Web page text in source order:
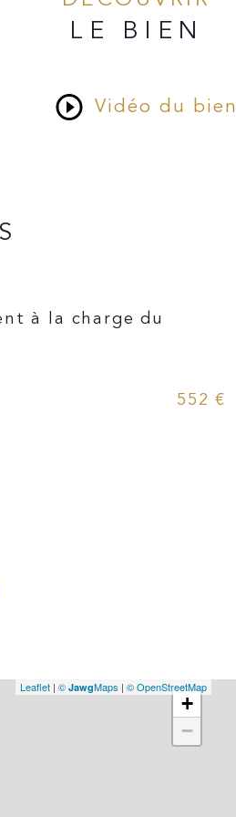
LE BIEN
Vidéo du bien
à la charge du
552 €
+
−
Leaflet |©JawgMaps |© OpenStreetMap